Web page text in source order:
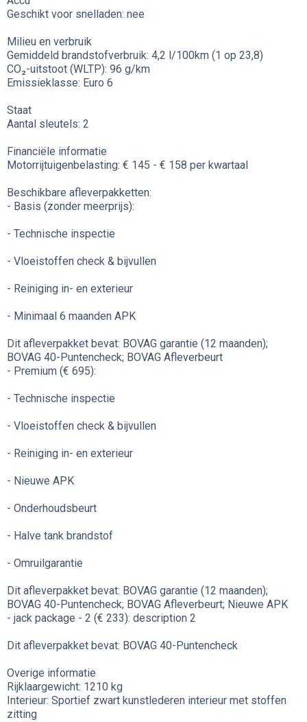
Geschikt voor snelladen: nee
Milieu en verbruik
Gemiddeld brandstofverbruik: 4,2 l/100km (1 op 23,8)
CO₂-uitstoot (WLTP): 96 g/km
Emissieklasse: Euro 6
Staat
Aantal sleutels: 2
Financiële informatie
Motorrijtuigenbelasting: € 145 - € 158 per kwartaal
Beschikbare afleverpakketten:
- Basis (zonder meerprijs):
- Technische inspectie
- Vloeistoffen check & bijvullen
- Reiniging in- en exterieur
- Minimaal 6 maanden APK
Dit afleverpakket bevat: BOVAG garantie (12 maanden);
BOVAG 40-Puntencheck; BOVAG Afleverbeurt
- Premium (€ 695):
- Technische inspectie
- Vloeistoffen check & bijvullen
- Reiniging in- en exterieur
- Nieuwe APK
- Onderhoudsbeurt
- Halve tank brandstof
- Omruilgarantie
Dit afleverpakket bevat: BOVAG garantie (12 maanden);
BOVAG 40-Puntencheck; BOVAG Afleverbeurt; Nieuwe APK
- jack package - 2 (€ 233): description 2
Dit afleverpakket bevat: BOVAG 40-Puntencheck
Overige informatie
Rijklaargewicht: 1210 kg
Interieur: Sportief zwart kunstlederen interieur met stoffen
zitting